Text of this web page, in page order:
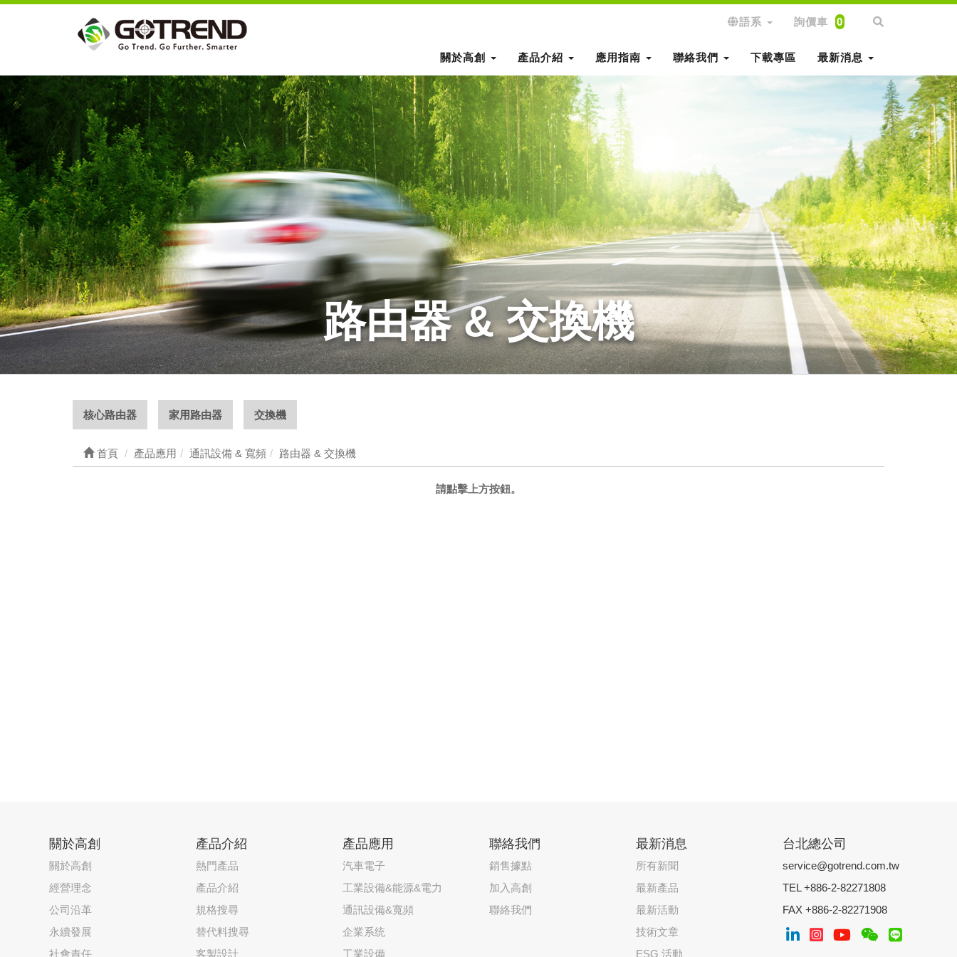
語系 詢價車 0
關於高創 產品介紹 應用指南 聯絡我們 下載專區 最新消息
路由器 & 交換機
核心路由器 家用路由器 交換機
首頁 產品應用 通訊設備 & 寬頻 路由器 & 交換機
請點擊上方按鈕。
關於高創
關於高創
經營理念
公司沿革
永續發展
社會責任
產品介紹
熱門產品
產品介紹
規格搜尋
替代料搜尋
客製設計
產品應用
汽車電子
工業設備&能源&電力
通訊設備&寬頻
企業系统
工業設備
聯絡我們
銷售據點
加入高創
聯絡我們
最新消息
所有新聞
最新產品
最新活動
技術文章
ESG 活動
台北總公司
service@gotrend.com.tw
TEL +886-2-82271808
FAX +886-2-82271908